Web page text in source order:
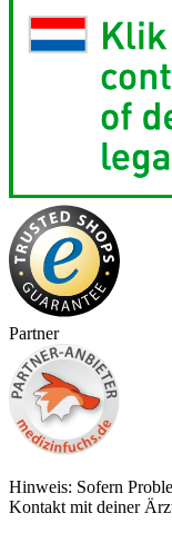
Partner
Hinweis: Sofern
Kontakt mit deiner